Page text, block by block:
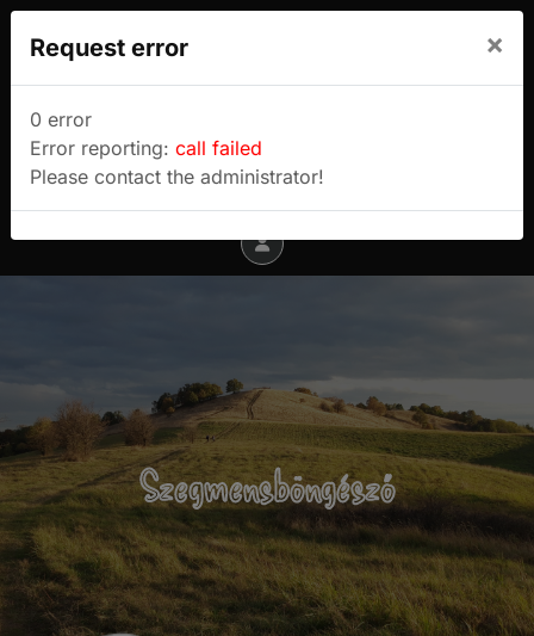
Sulyok Gábor túrablogja
Menu
Szegmensböngésző
Request error ×
0 error
Error reporting: call failed
Please contact the administrator!